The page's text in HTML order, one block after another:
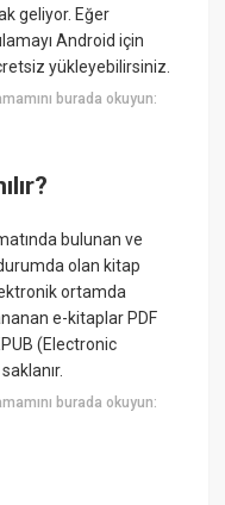
geliyor. Eğer
Android için
yükleyebilirsiniz.
burada okuyun:
bulunan ve
olan kitap
ortamda
e-kitaplar PDF
(Electronic
burada okuyun: